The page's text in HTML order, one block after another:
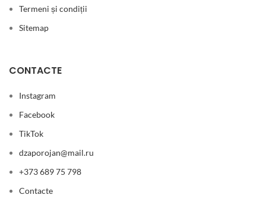
Termeni și condiții
Sitemap
CONTACTE
Instagram
Facebook
TikTok
dzaporojan@mail.ru
+373 689 75 798
Contacte